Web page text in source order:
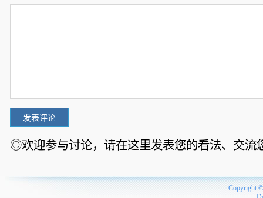
◎欢迎参与讨论，请在这里发表您的看法、交流
Copyright